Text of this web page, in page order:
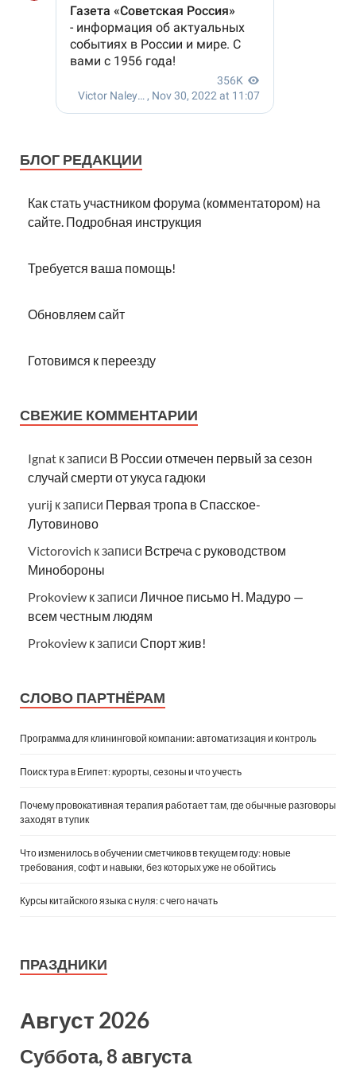
БЛОГ РЕДАКЦИИ
Как стать участником форума (комментатором) на
сайте. Подробная инструкция
Требуется ваша помощь!
Обновляем сайт
Готовимся к переезду
СВЕЖИЕ КОММЕНТАРИИ
Ignat к записи В России отмечен первый за сезон
случай смерти от укуса гадюки
yurij к записи Первая тропа в Спасское-
Лутовиново
Victorovich к записи Встреча с руководством
Минобороны
Prokoview к записи Личное письмо Н. Мадуро —
всем честным людям
Prokoview к записи Спорт жив!
СЛОВО ПАРТНЁРАМ
Программа для клининговой компании: автоматизация и контроль
Поиск тура в Египет: курорты, сезоны и что учесть
Почему провокативная терапия работает там, где обычные разговоры
заходят в тупик
Что изменилось в обучении сметчиков в текущем году: новые
требования, софт и навыки, без которых уже не обойтись
Курсы китайского языка с нуля: с чего начать
ПРАЗДНИКИ
Август 2026
Суббота, 8 августа